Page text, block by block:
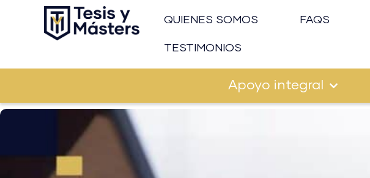
contenido
QUIENES SOMOS FAQS
TESTIMONIOS
Apoyo integral